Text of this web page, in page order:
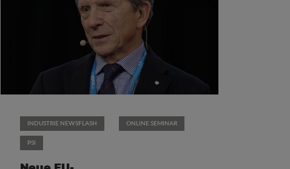
INDUSTRIE NEWSFLASH ONLINE SEMINAR
PSI